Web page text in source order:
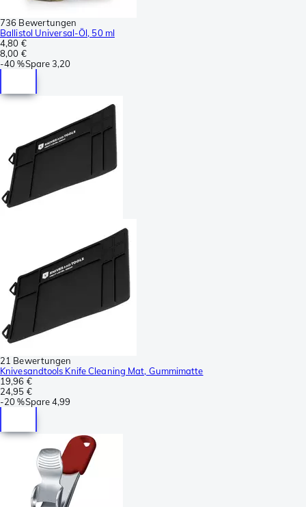
736 Bewertungen
Ballistol Universal-Öl, 50 ml
4,80 €
8,00 €
-40 %Spare3,20
21 Bewertungen
Knivesandtools Knife Cleaning Mat, Gummimatte
19,96 €
24,95 €
-20 %Spare4,99